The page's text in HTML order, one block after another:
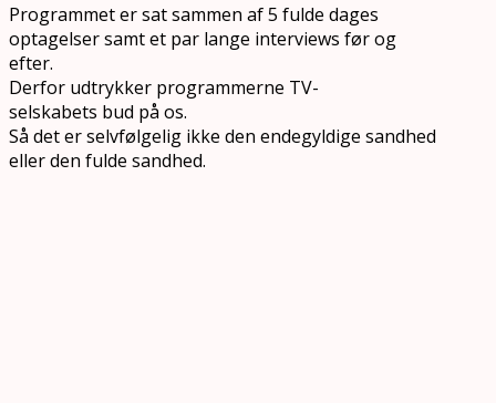
Programmet er sat sammen af 5 fulde dages
optagelser samt et par lange interviews før og
efter.
Derfor udtrykker programmerne TV-
selskabets bud på os.
Så det er selvfølgelig ikke den endegyldige sandhed
eller den fulde sandhed.